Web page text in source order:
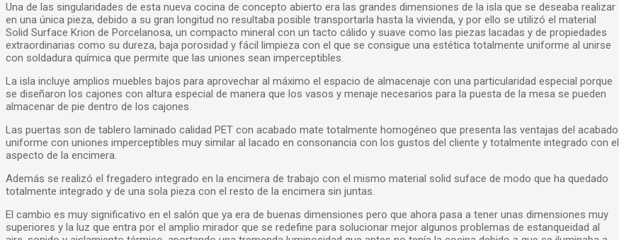
Una de las singularidades de esta nueva cocina de concepto abierto era las grandes dimensiones de la isla que se deseaba realizar
en una única pieza, debido a su gran longitud no resultaba posible transportarla hasta la vivienda, y por ello se utilizó el material
Solid Surface Krion de Porcelanosa, un compacto mineral con un tacto cálido y suave como las piezas lacadas y de propiedades
extraordinarias como su dureza, baja porosidad y fácil limpieza con el que se consigue una estética totalmente uniforme al unirse
con soldadura química que permite que las uniones sean imperceptibles.
La isla incluye amplios muebles bajos para aprovechar al máximo el espacio de almacenaje con una particularidad especial porque
se diseñaron los cajones con altura especial de manera que los vasos y menaje necesarios para la puesta de la mesa se pueden
almacenar de pie dentro de los cajones.
Las puertas son de tablero laminado calidad PET con acabado mate totalmente homogéneo que presenta las ventajas del acabado
uniforme con uniones imperceptibles muy similar al lacado en consonancia con los gustos del cliente y totalmente integrado con el
aspecto de la encimera.
Además se realizó el fregadero integrado en la encimera de trabajo con el mismo material solid suface de modo que ha quedado
totalmente integrado y de una sola pieza con el resto de la encimera sin juntas.
El cambio es muy significativo en el salón que ya era de buenas dimensiones pero que ahora pasa a tener unas dimensiones muy
superiores y la luz que entra por el amplio mirador que se redefine para solucionar mejor algunos problemas de estanqueidad al